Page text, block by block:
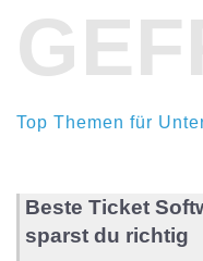
Top Themen für
Beste Ticket
sparst du richtig